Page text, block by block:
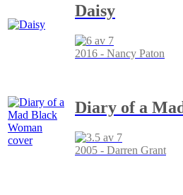
Daisy
2016 - Nancy Paton
Diary of a
2005 - Darren Grant